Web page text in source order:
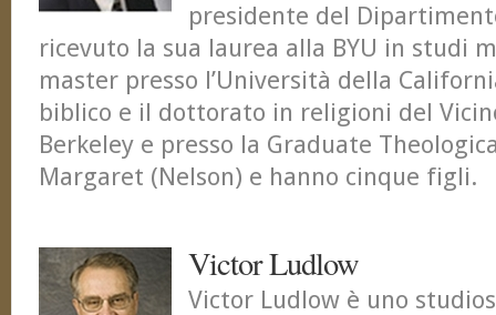
presidente del
ricevuto la sua laurea alla BYU in studi
master presso l’Università della
biblico e il dottorato in religioni del
Berkeley e presso la Graduate
Margaret (Nelson) e hanno cinque figli.
Victor Ludlow
Victor Ludlow è uno